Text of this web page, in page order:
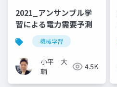
2021_アンサンブル学
習による電力需要予測
機械学習
小平 大
輔
4.5K